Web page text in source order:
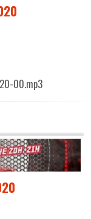
00.mp3